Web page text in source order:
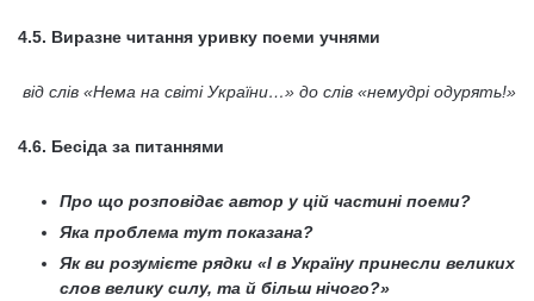
4.5. Виразне читання уривку поеми учнями
від слів «Нема на світі України…» до слів «немудрі одурять!»
4.6. Бесіда за питаннями
Про що розповідає автор у цій частині поеми?
Яка проблема тут показана?
Як ви розумієте рядки «І в Україну принесли великих
слов велику силу, та й більш нічого?»